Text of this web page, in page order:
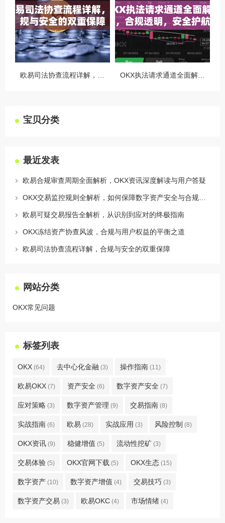
宝贝分类
最近发表
欧易合规审查周期全面解析，OKX资讯深度解读与用户答疑
欧易可疑交易报告全解析，从识别到应对的终极指南
OKX冻结资产协查风波，合规与用户权益的平衡之道
欧易司法协查流程详解，合规与安全的双重保障
网站分类
OKX常见问题
标签列表
OKX (64) 去中心化金融 (3) 操作指南 (11)
欧易OKX (7) 资产安全 (6) 数字资产安全 (7)
应对策略 (3) 数字资产管理 (9) 交易指南 (8)
实战指南 (6) 欧易 (28) 实战应用 (3) 风险控制 (8)
OKX资讯 (9) 稳健增值 (5) 流动性挖矿 (3)
交易体验 (5) OKX官网下载 (5) OKX生态 (15)
数字资产 (10) 数字资产增值 (4) 交易技巧 (3)
数字资产交易 (3) 欧易OKC (4) 市场情绪 (4)